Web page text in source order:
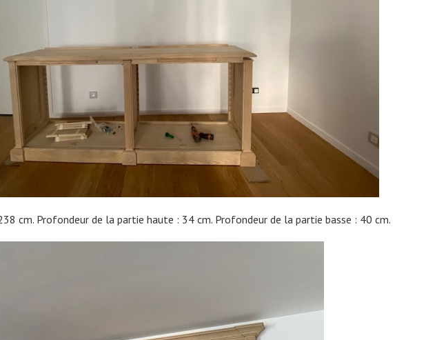
cm. Profondeur de la partie haute : 34 cm. Profondeur de la partie basse : 40 cm.